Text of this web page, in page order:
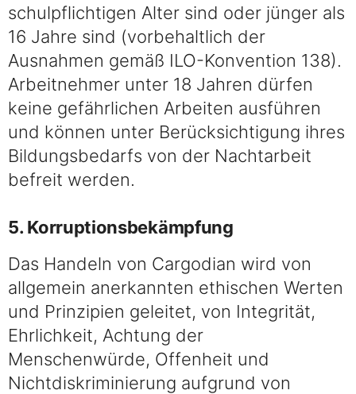
schulpflichtigen Alter sind oder jünger als
16 Jahre sind (vorbehaltlich der
Ausnahmen gemäß ILO-Konvention 138).
Arbeitnehmer unter 18 Jahren dürfen
keine gefährlichen Arbeiten ausführen
und können unter Berücksichtigung ihres
Bildungsbedarfs von der Nachtarbeit
befreit werden.
5. Korruptionsbekämpfung
Das Handeln von Cargodian wird von
allgemein anerkannten ethischen Werten
und Prinzipien geleitet, von Integrität,
Ehrlichkeit, Achtung der
Menschenwürde, Offenheit und
Nichtdiskriminierung aufgrund von